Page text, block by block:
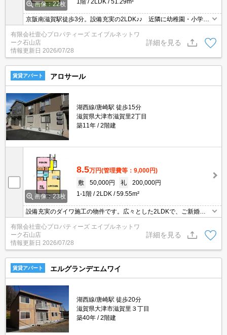
画像：22枚 1階 2LDK 51.29m²
京阪南滋賀駅徒歩3分。設備充実の2LDK♪♪ 近隣に幼稚園・小学校
あり。インターネット無料。玄関の収納が嬉しいですね。
有限会社壹心プロパティーズ エイブルネットワ
ーク石山店
情報更新日 2026/07/28
詳細を見る
賃貸アパート アロサール
湖西線/唐崎駅 徒歩15分
滋賀県大津市滋賀里2丁目
築11年
2階建
画像：23枚
8.5万円(管理費等：9,000円)
敷
50,000円 礼
200,000円
1-1階
2LDK 59.55m²
設備充実のダイワ施工の物件です。広々とした2LDKで、ご新婚
様、ご家族様にオススメ。
有限会社壹心プロパティーズ エイブルネットワ
ーク石山店
情報更新日 2026/07/28
詳細を見る
賃貸アパート エルグランデエムワイ
湖西線/唐崎駅 徒歩20分
滋賀県大津市滋賀里３丁目
築40年
2階建